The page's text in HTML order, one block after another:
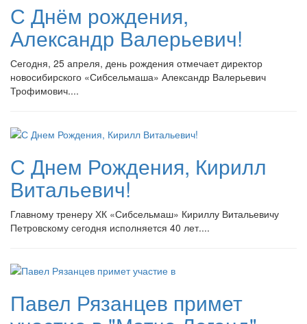
С Днём рождения,
Александр Валерьевич!
Сегодня, 25 апреля, день рождения отмечает директор
новосибирского «Сибсельмаша» Александр Валерьевич
Трофимович....
С Днем Рождения, Кирилл
Витальевич!
Главному тренеру ХК «Сибсельмаш» Кириллу Витальевичу
Петровскому сегодня исполняется 40 лет....
Павел Рязанцев примет